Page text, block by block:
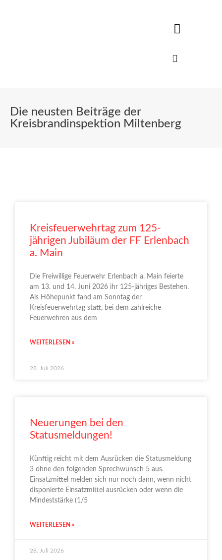
Die neusten Beiträge der
Kreisbrandinspektion Miltenberg
Kreisfeuerwehrtag zum 125-
jährigen Jubiläum der FF Erlenbach
a. Main
Die Freiwillige Feuerwehr Erlenbach a. Main feierte
am 13. und 14. Juni 2026 ihr 125-jähriges Bestehen.
Als Höhepunkt fand am Sonntag der
Kreisfeuerwehrtag statt, bei dem zahlreiche
Feuerwehren aus dem
WEITERLESEN »
28. Juli 2026
Neuerungen bei den
Statusmeldungen!
Künftig reicht mit dem Ausrücken die Statusmeldung
3 ohne den folgenden Sprechwunsch 5 aus.
Einsatzmittel melden sich nur noch dann, wenn nicht
disponierte Einsatzmittel ausrücken oder wenn die
Mindeststärke (1/5
WEITERLESEN »
28. Juli 2026